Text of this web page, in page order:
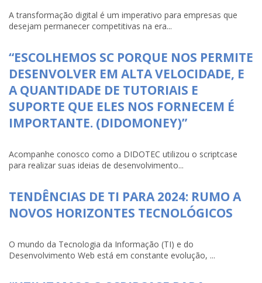
A transformação digital é um imperativo para empresas que
desejam permanecer competitivas na era...
“ESCOLHEMOS SC PORQUE NOS PERMITE
DESENVOLVER EM ALTA VELOCIDADE, E
A QUANTIDADE DE TUTORIAIS E
SUPORTE QUE ELES NOS FORNECEM É
IMPORTANTE. (DIDOMONEY)”
Acompanhe conosco como a DIDOTEC utilizou o scriptcase
para realizar suas ideias de desenvolvimento...
TENDÊNCIAS DE TI PARA 2024: RUMO A
NOVOS HORIZONTES TECNOLÓGICOS
O mundo da Tecnologia da Informação (TI) e do
Desenvolvimento Web está em constante evolução, ...